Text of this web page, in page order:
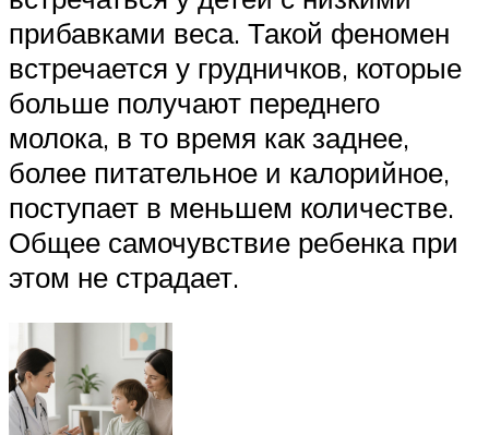
прибавками веса. Такой феномен
встречается у грудничков, которые
больше получают переднего
молока, в то время как заднее,
более питательное и калорийное,
поступает в меньшем количестве.
Общее самочувствие ребенка при
этом не страдает.